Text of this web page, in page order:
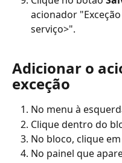
acionador
serviço>".
Adicionar o
exceção
No menu à
Clique dentro do
No bloco, clique em
No painel que